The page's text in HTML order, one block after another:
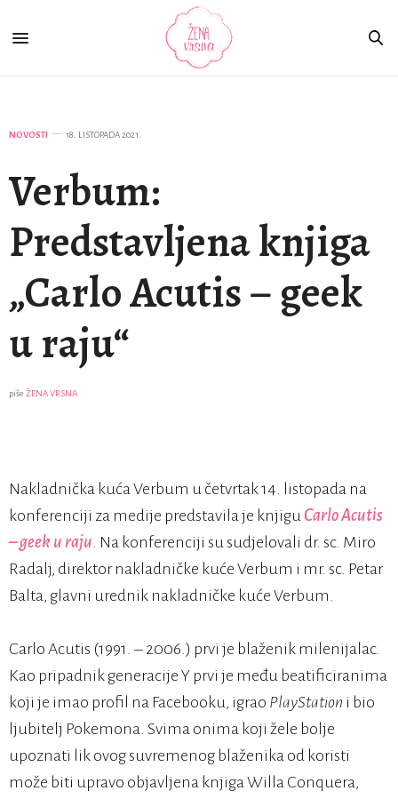
NOVOSTI 18. LISTOPADA 2021.
Verbum:
Predstavljena knjiga
„Carlo Acutis – geek
u raju“
piše ŽENA VRSNA
Nakladnička kuća Verbum u četvrtak 14. listopada na
konferenciji za medije predstavila je knjigu Carlo Acutis
– geek u raju. Na konferenciji su sudjelovali dr. sc. Miro
Radalj, direktor nakladničke kuće Verbum i mr. sc. Petar
Balta, glavni urednik nakladničke kuće Verbum.
Carlo Acutis (1991. – 2006.) prvi je blaženik milenijalac.
Kao pripadnik generacije Y prvi je među beatificiranima
koji je imao profil na Facebooku, igrao PlayStation i bio
ljubitelj Pokemona. Svima onima koji žele bolje
upoznati lik ovog suvremenog blaženika od koristi
može biti upravo objavljena knjiga Willa Conquera,